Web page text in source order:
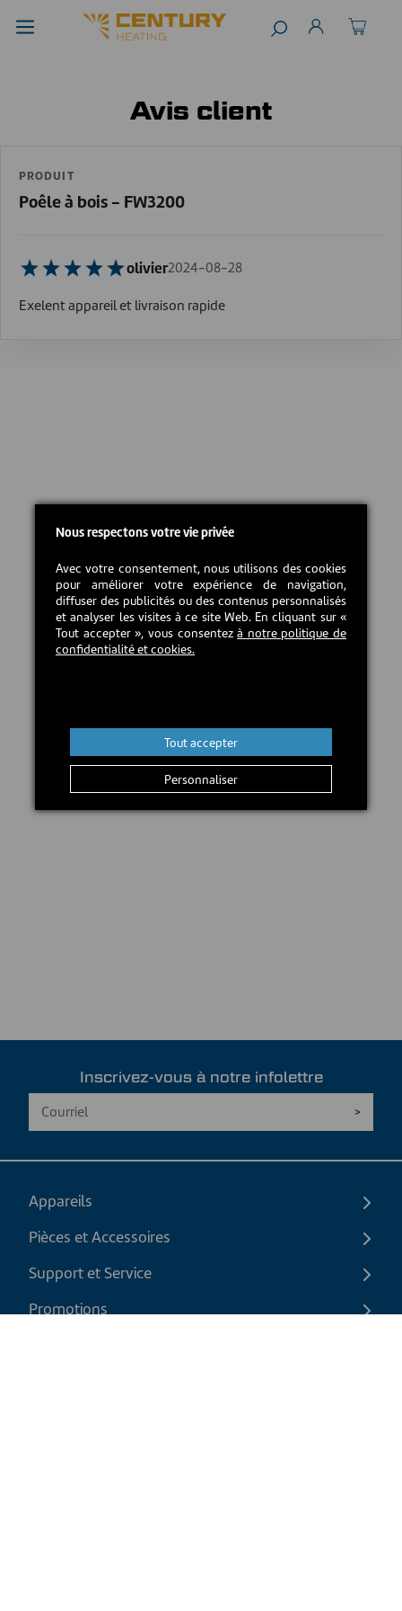
Avis client
PRODUIT
Poêle à bois - FW3200
olivier2024-08-28
Exelent appareil et livraison rapide
Inscrivez-vous à notre infolettre
Appareils
Pièces et Accessoires
Support et Service
Promotions
Nous respectons votre vie privée
Avec votre consentement, nous utilisons des cookies
pour améliorer votre expérience de navigation,
diffuser des publicités ou des contenus personnalisés
et analyser les visites à ce site Web. En cliquant sur «
Tout accepter », vous consentezà notre politique de
confidentialité et cookies.
Personnaliser
Tout accepter